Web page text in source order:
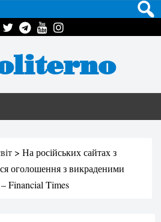
> На російських сайтах з
оголошення з викраденими
Financial Times